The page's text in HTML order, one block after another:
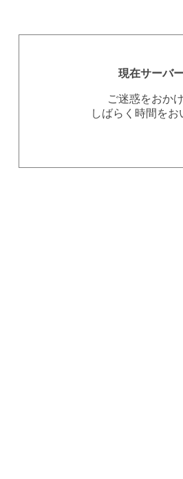
現在サーバ
ご迷惑をおか
しばらく時間を